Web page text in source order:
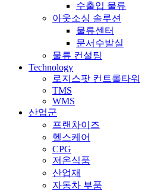
수출입 물류
아웃소싱 솔루션
물류센터
문서수발실
물류 컨설팅
Technology
로지스팟 컨트롤타워
TMS
WMS
산업군
프랜차이즈
헬스케어
CPG
저온식품
산업재
자동차 부품